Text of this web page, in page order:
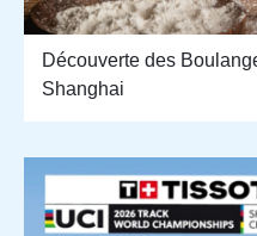
Découverte des
Shanghai